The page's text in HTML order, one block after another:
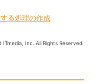
る処理の作成
Inc. All Rights Reserved.